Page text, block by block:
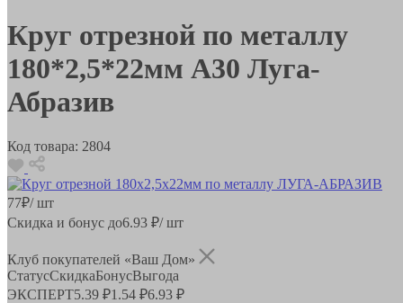
Круг отрезной по металлу
180*2,5*22мм А30 Луга-
Абразив
Код товара: 2804
77₽/ шт
Скидка и бонус до6.93 ₽/ шт
Клуб покупателей «Ваш Дом»
СтатусСкидкаБонусВыгода
ЭКСПЕРТ5.39 ₽1.54 ₽6.93 ₽